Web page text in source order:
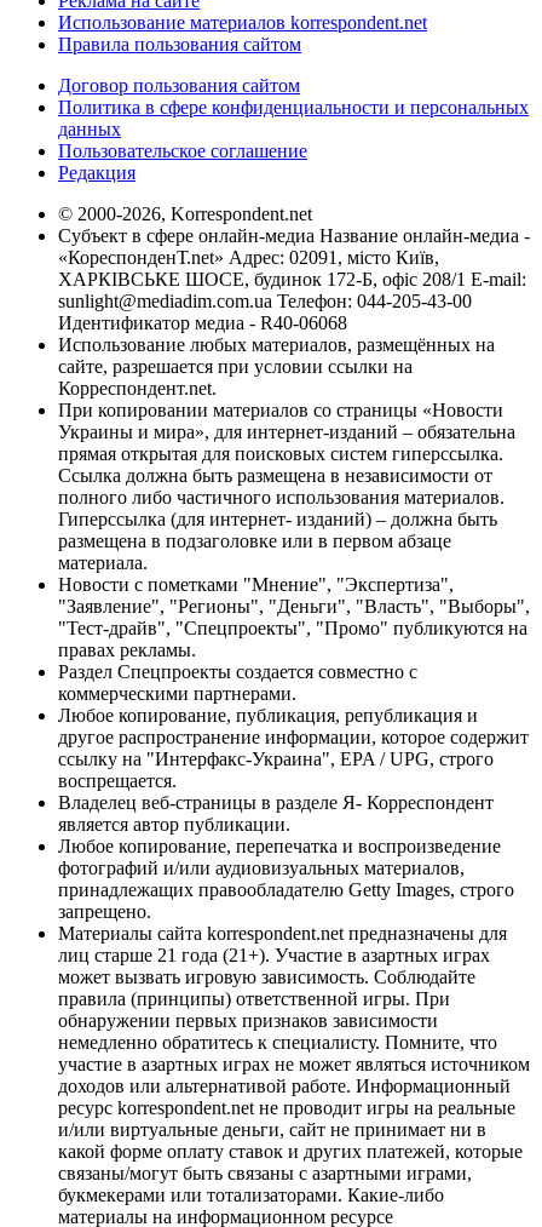
Использование материалов korrespondent.net
Правила пользования сайтом
Договор пользования сайтом
Политика в сфере конфиденциальности и персональных
данных
Пользовательское соглашение
Редакция
© 2000-2026, Korrespondent.net
Субъект в сфере онлайн-медиа Название онлайн-медиа -
«КореспонденТ.net» Адрес: 02091, місто Київ,
ХАРКІВСЬКЕ ШОСЕ, будинок 172-Б, офіс 208/1 E-mail:
sunlight@mediadim.com.ua Телефон: 044-205-43-00
Идентификатор медиа - R40-06068
Использование любых материалов, размещённых на
сайте, разрешается при условии ссылки на
Корреспондент.net.
При копировании материалов со страницы «Новости
Украины и мира», для интернет-изданий – обязательна
прямая открытая для поисковых систем гиперссылка.
Ссылка должна быть размещена в независимости от
полного либо частичного использования материалов.
Гиперссылка (для интернет- изданий) – должна быть
размещена в подзаголовке или в первом абзаце
материала.
Новости с пометками "Мнение", "Экспертиза",
"Заявление", "Регионы", "Деньги", "Власть", "Выборы",
"Тест-драйв", "Спецпроекты", "Промо" публикуются на
правах рекламы.
Раздел Спецпроекты создается совместно с
коммерческими партнерами.
Любое копирование, публикация, републикация и
другое распространение информации, которое содержит
ссылку на "Интерфакс-Украина", EPA / UPG, строго
воспрещается.
Владелец веб-страницы в разделе Я- Корреспондент
является автор публикации.
Любое копирование, перепечатка и воспроизведение
фотографий и/или аудиовизуальных материалов,
принадлежащих правообладателю Getty Images, строго
запрещено.
Материалы сайта korrespondent.net предназначены для
лиц старше 21 года (21+). Участие в азартных играх
может вызвать игровую зависимость. Соблюдайте
правила (принципы) ответственной игры. При
обнаружении первых признаков зависимости
немедленно обратитесь к специалисту. Помните, что
участие в азартных играх не может являться источником
доходов или альтернативой работе. Информационный
ресурс korrespondent.net не проводит игры на реальные
и/или виртуальные деньги, сайт не принимает ни в
какой форме оплату ставок и других платежей, которые
связаны/могут быть связаны с азартными играми,
букмекерами или тотализаторами. Какие-либо
материалы на информационном ресурсе